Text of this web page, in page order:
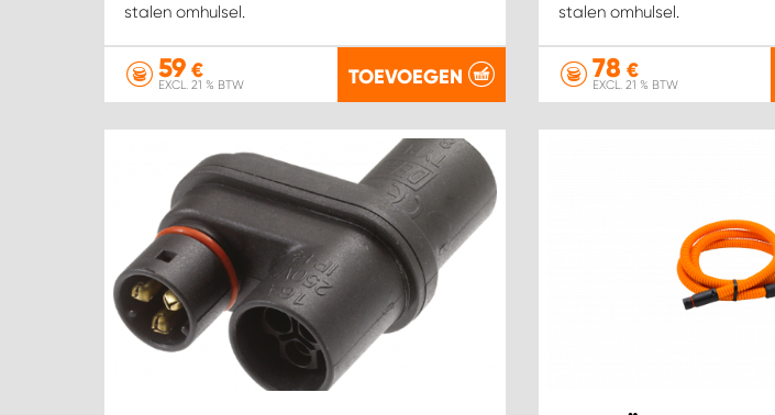
stalen omhulsel.
59 €
EXCL. 21 % BTW TOEVOEGEN
stalen omhulsel.
78 €
EXCL. 21 % BTW